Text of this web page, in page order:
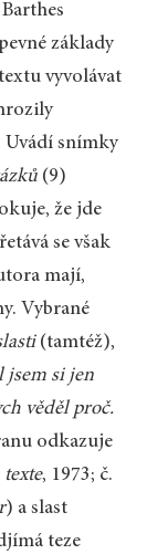
základy
vyvolávat
snímky
(9)
že jde
se však
mají,
Vybrané
(tamtéž),
jsem si jen
věděl proč.
odkazuje
, 1973; č.
) a slast
teze